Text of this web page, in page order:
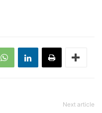
Next article